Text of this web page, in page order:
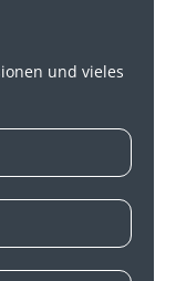
und vieles